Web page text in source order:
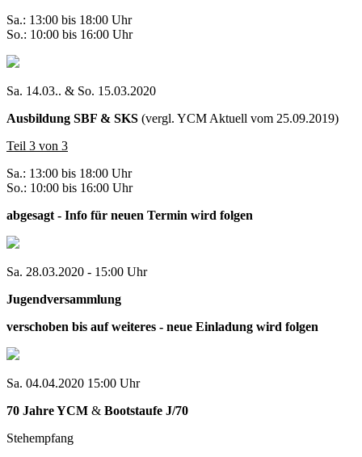
Sa.: 13:00 bis 18:00 Uhr
So.: 10:00 bis 16:00 Uhr
Sa. 14.03.. & So. 15.03.2020
Ausbildung SBF & SKS (vergl. YCM Aktuell vom 25.09.2019)
Teil 3 von 3
Sa.: 13:00 bis 18:00 Uhr
So.: 10:00 bis 16:00 Uhr
abgesagt - Info für neuen Termin wird folgen
Sa. 28.03.2020 - 15:00 Uhr
Jugendversammlung
verschoben bis auf weiteres - neue Einladung wird folgen
Sa. 04.04.2020 15:00 Uhr
70 Jahre YCM & Bootstaufe J/70
Stehempfang